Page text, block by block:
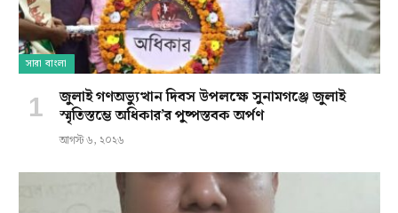
সারা বাংলা
জুলাই গণঅভ্যুত্থান দিবস উপলক্ষে সুনামগঞ্জে জুলাই
স্মৃতিস্তম্ভে অধিকার’র পুষ্পস্তবক অর্পণ
আগস্ট ৬, ২০২৬